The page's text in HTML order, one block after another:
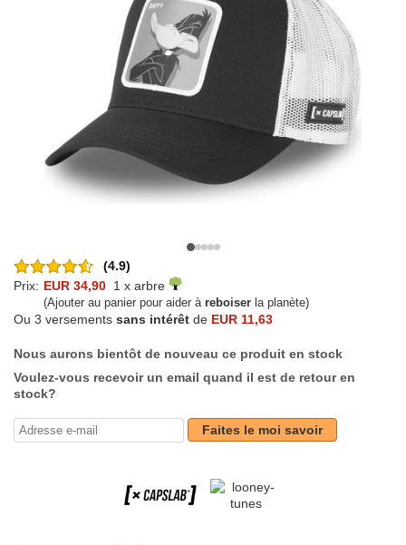
(4.9)
Prix: EUR 34,90 1 x arbre
(Ajouter au panier pour aider à reboiser la planète)
Ou 3 versements sans intérêt de EUR 11,63
Nous aurons bientôt de nouveau ce produit en stock
Voulez-vous recevoir un email quand il est de retour en
stock?
Faites le moi savoir